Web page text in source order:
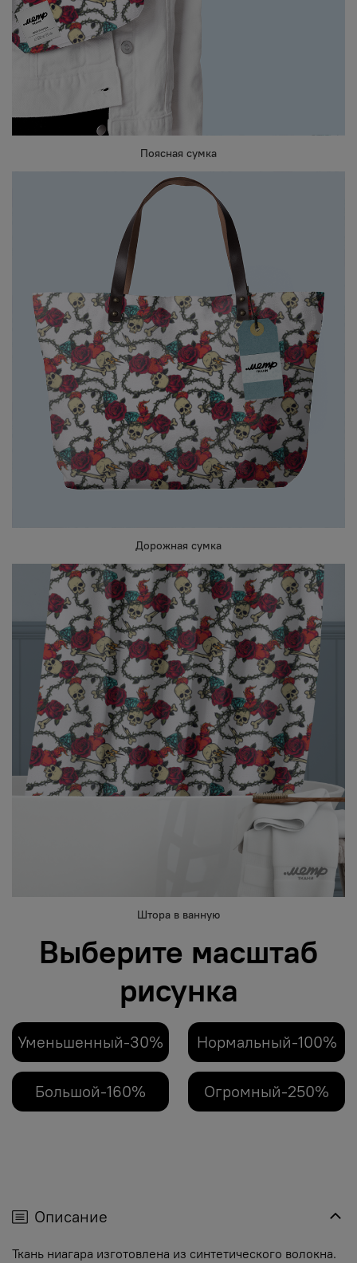
Поясная сумка
Дорожная сумка
Штора в ванную
Выберите масштаб
рисунка
Уменьшенный-30% Нормальный-100%
Большой-160% Огромный-250%
Описание
Ткань ниагара изготовлена из синтетического волокна.